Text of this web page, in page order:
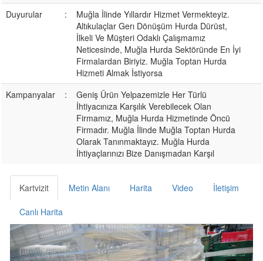
Duyurular :
Muğla İlinde Yıllardır Hizmet Vermekteyiz.
Altıkulaçlar Gerı Dönüşüm Hurda Dürüst,
İlkeli Ve Müşteri Odaklı Çalışmamız
Neticesinde, Muğla Hurda Sektöründe En İyi
Firmalardan Biriyiz. Muğla Toptan Hurda
Hizmeti Almak İstiyorsa
Kampanyalar
:
Geniş Ürün Yelpazemizle Her Türlü
İhtiyacınıza Karşılık Verebilecek Olan
Firmamız, Muğla Hurda Hizmetinde Öncü
Firmadır. Muğla İlinde Muğla Toptan Hurda
Olarak Tanınmaktayız. Muğla Hurda
İhtiyaçlarınızı Bize Danışmadan Karşıl
Kartvizit Metin Alanı Harita Video İletişim
Canlı Harita
Previous Next